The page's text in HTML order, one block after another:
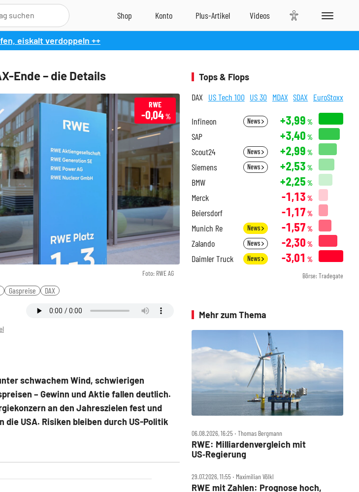
eiskalt verdoppeln ++
Ende – die Details
Foto: RWE AG
RWE
-0,04%
Gaspreise DAX
schwachem Wind, schwierigen
– Gewinn und Aktie fallen deutlich.
an den Jahreszielen fest und
die USA. Risiken bleiben durch US-Politik
Tops & Flops
DAX US Tech 100 US 30 MDAX SDAX EuroStoxx
Infineon News +3,99 %
SAP +3,40 %
Scout24 News +2,99 %
Siemens News +2,53 %
BMW +2,25 %
Merck -1,13 %
Beiersdorf -1,17 %
Munich Re News -1,57 %
Zalando News -2,30 %
Daimler Truck News -3,01 %
Börse: Tradegate
Mehr zum Thema
06.08.2026, 16:25 ‧ Thomas Bergmann
RWE: Milliardenvergleich mit
US‑Regierung
29.07.2026, 11:55 ‧ Maximilian Völkl
RWE mit Zahlen: Prognose hoch,